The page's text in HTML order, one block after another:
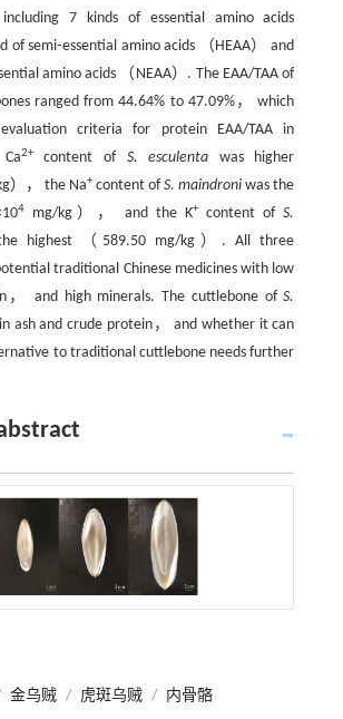
7 kinds of essential amino acids
of semi⁃essential amino acids （HEAA） and
amino acids （NEAA）. The EAA/TAA of
ranged from 44.64% to 47.09%， which
criteria for protein EAA/TAA in
2+content of S. esculenta was higher
）， the Na+content ofS. maindroni was the
4mg/kg）， and the K+content ofS.
highest （589.50 mg/kg）. All three
traditional Chinese medicines with low
and high minerals. The cuttlebone ofS.
ash and crude protein， and whether it can
to traditional cuttlebone needs further
金乌贼 / 虎斑乌贼 / 内骨骼